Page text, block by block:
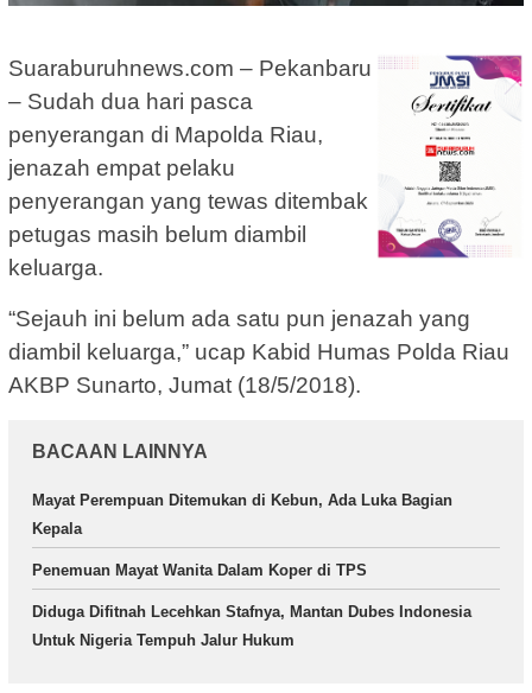
Suaraburuhnews.com – Pekanbaru
– Sudah dua hari pasca
penyerangan di Mapolda Riau,
jenazah empat pelaku
penyerangan yang tewas ditembak
petugas masih belum diambil
keluarga.
“Sejauh ini belum ada satu pun jenazah yang
diambil keluarga,” ucap Kabid Humas Polda Riau
AKBP Sunarto, Jumat (18/5/2018).
BACAAN LAINNYA
Mayat Perempuan Ditemukan di Kebun, Ada Luka Bagian
Kepala
Penemuan Mayat Wanita Dalam Koper di TPS
Diduga Difitnah Lecehkan Stafnya, Mantan Dubes Indonesia
Untuk Nigeria Tempuh Jalur Hukum